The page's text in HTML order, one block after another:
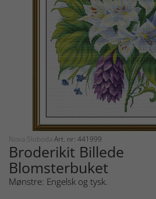
Nova Sloboda Art. nr: 441999
Broderikit Billede
Blomsterbuket
Mønstre: Engelsk og tysk.